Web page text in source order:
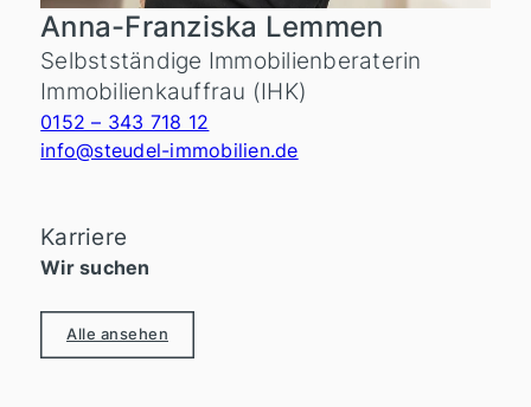
Anna-Franziska Lemmen
Selbstständige Immobilienberaterin
Immobilienkauffrau (IHK)
0152 – 343 718 12
info@steudel-immobilien.de
Karriere
Wir suchen
Alle ansehen